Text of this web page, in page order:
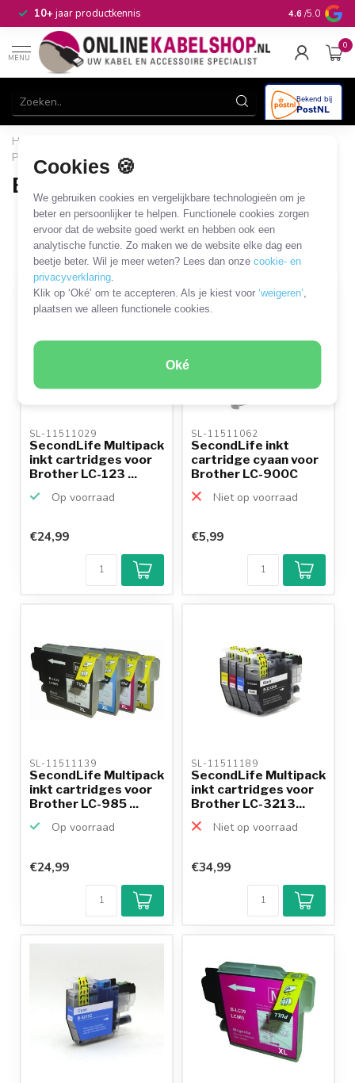
Cookies 🍪
We gebruiken cookies en vergelijkbare technologieën om je
beter en persoonlijker te helpen. Functionele cookies zorgen
ervoor dat de website goed werkt en hebben ook een
analytische functie. Zo maken we de website elke dag een
beetje beter. Wil je meer weten? Lees dan onzecookie- en
privacyverklaring
Klik op ‘Oké’ om te accepteren. Als je kiest voor‘weigeren’
plaatsen we alleen functionele cookies.
Oké
10+jaar productkennis 4.6 /5.0
MENU
0
Home
Printerinkt
/ Brother
Brother
59 PRODUCTEN
Filters SORTEER OP
SL-11511029
SecondLife Multipack
inkt cartridges voor
Brother LC-123 ...
Op voorraad
€24,99
SL-11511062
SecondLife inkt
cartridge cyaan voor
Brother LC-900C
Niet op voorraad
€5,99
SL-11511139
SecondLife Multipack
inkt cartridges voor
Brother LC-985 ...
Op voorraad
€24,99
SL-11511189
SecondLife Multipack
inkt cartridges voor
Brother LC-3213...
Niet op voorraad
€34,99